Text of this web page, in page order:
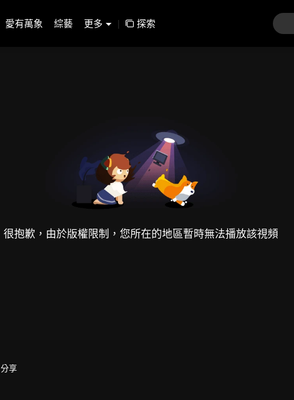
愛有萬象 綜藝 更多 | 探索
很抱歉，由於版權限制，您所在的地區暫時無法播放該視頻
分享